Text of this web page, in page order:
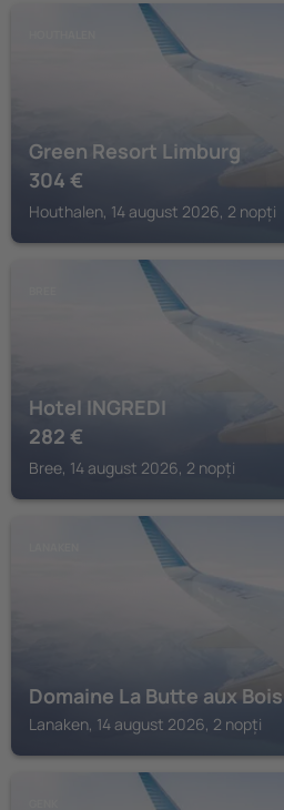
Green Resort Limburg
304 €
Houthalen, 14 august 2026, 2 nopți
Hotel INGREDI
282 €
Bree, 14 august 2026, 2 nopți
Domaine La Butte aux Bois
Lanaken, 14 august 2026, 2 nopți